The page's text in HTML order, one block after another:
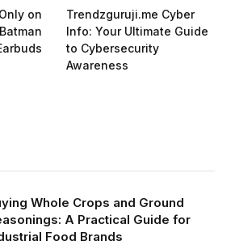
on
Trendzguruji.me Cyber
Info: Your Ultimate Guide
to Cybersecurity
Awareness
Whole Crops and Ground
A Practical Guide for
Food Brands